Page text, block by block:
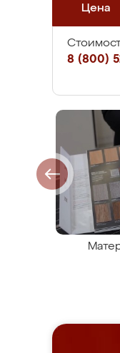
Цена
8 (800)